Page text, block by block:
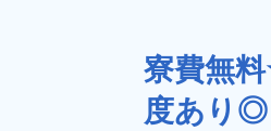
寮費無
度あり◎